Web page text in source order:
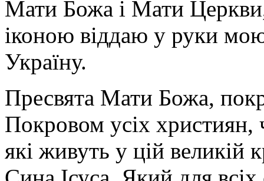
Мати Божа і Мати
іконою віддаю у руки
Україну.
Пресвята Мати Божа,
Покровом усіх християн,
які живуть у цій великій